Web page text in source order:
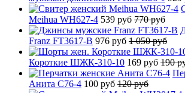
Meihua WH627-4 539 руб 770 руб
Franz FT3617-B 976 руб 1 050 руб
Короткие ШЖК-310-10 169 руб 190
Анита C76-4 100 руб 120 руб